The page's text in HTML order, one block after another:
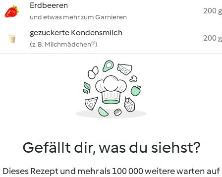
Erdbeeren
und etwas mehr zum Garnieren
200 g
gezuckerte Kondensmilch
(z. B. Milchmädchen®)
200 g
Gefällt dir, was du siehst?
Dieses Rezept und mehr als 100 000 weitere warten auf